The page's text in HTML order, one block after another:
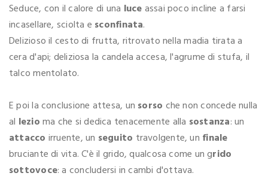
Seduce, con il calore di una luceassai poco incline a farsi
incasellare, sciolta e sconfinata.
Delizioso il cesto di frutta, ritrovato nella madia tirata a
cera d'api; deliziosa la candela accesa, l'agrume di stufa, il
talco mentolato.
E poi la conclusione attesa, un sorso che non concede nulla
al lezioma che si dedica tenacemente alla sostanza: un
attacco irruente, un seguito travolgente, un finale
bruciante di vita. C'è il grido, qualcosa come un grido
sottovoce: a concludersi in cambi d'ottava.